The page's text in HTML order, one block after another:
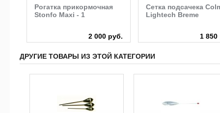
Рогатка прикормочная
Stonfo Maxi - 1
2 000 руб.
Сетка подсачека
Lightech Breme
1 850
ДРУГИЕ ТОВАРЫ ИЗ ЭТОЙ КАТЕГОРИИ